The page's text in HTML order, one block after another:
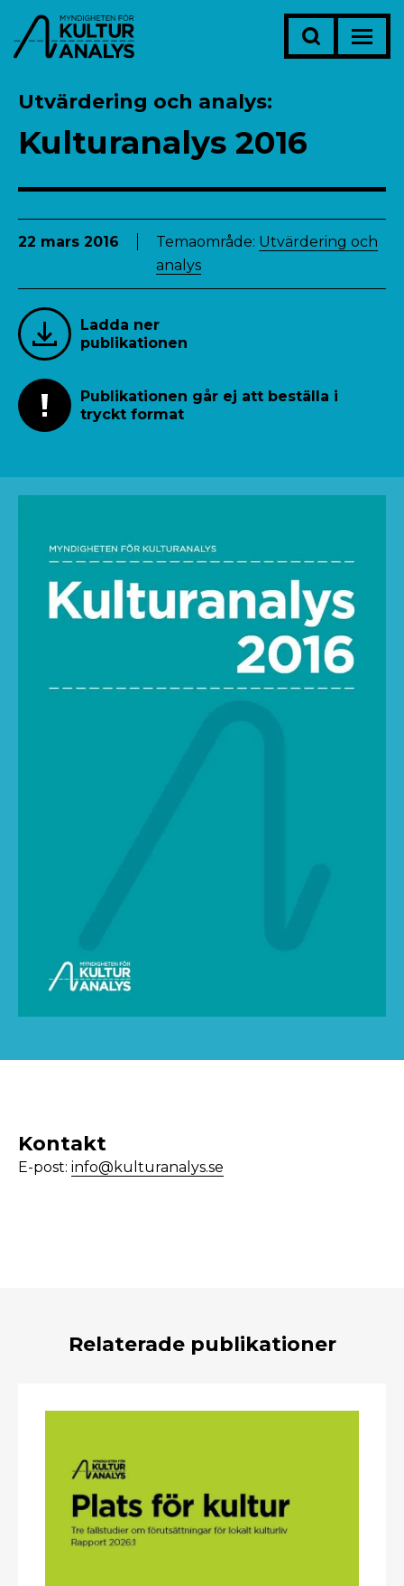
Utvärdering och analys
Kulturanalys 2016
22 mars 2016 Temaområde: Utvärdering och
analys
Ladda ner
publikationen
Publikationen går ej att beställa i
tryckt format
Kontakt
E-post: info@kulturanalys.se
Relaterade publikationer